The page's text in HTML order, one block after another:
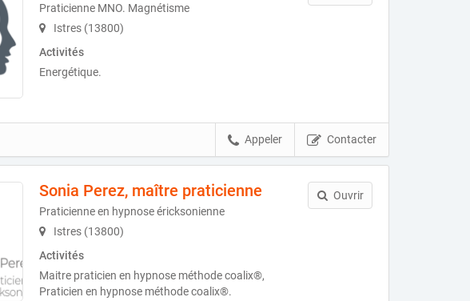
Praticienne MNO. Magnétisme
Istres (13800)
Activités
Energétique.
Contacter
Appeler
Sonia Perez, maître praticienne
Praticienne en hypnose éricksonienne
Istres (13800)
Activités
Maitre praticien en hypnose méthode coalix®,
Praticien en hypnose méthode coalix®.
Ouvrir